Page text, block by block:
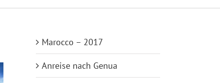
Marocco – 2017
Anreise nach Genua